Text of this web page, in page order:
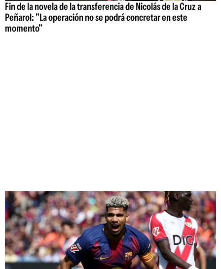
Fin de la novela de la transferencia de Nicolás de la Cruz a
Peñarol: "La operación no se podrá concretar en este
momento"